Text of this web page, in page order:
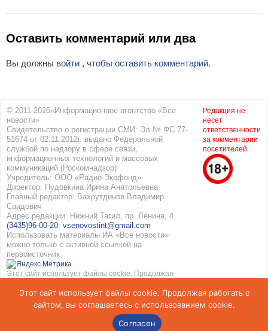
Оставить комментарий или два
Вы должны войти , чтобы оставить комментарий.
© 2011-2026«Информационное агентство «Все
новости»
Свидетельство о регистрации СМИ: Эл № ФС 77-
51674 от 02.11.2012г. выдано Федеральной
службой по надзору в сфере связи,
информационных технологий и массовых
коммуникаций (Роскомнадзор)
Учредитель: ООО «Радио-Экофонд»
Директор: Пудовкина Ирина Анатольевна
Главный редактор: Вахрутдинов Владимир
Саидович
Адрес редакции: Нижний Тагил, пр. Ленина, 4.
(3435)96-00-20, vsenovostint@gmail.com
Использовать материалы ИА «Все новости»
можно только с активной ссылкой на
первоисточник
Этот сайт использует файлы cookie. Продолжая
использованием cookie. Подробнее вПолитике
конфиденциальностииСоглашение об обработке
персональных данных
Редакция не
несет
ответственности
за комментарии
посетителей
Этот сайт использует файлы cookie. Продолжая работать с
сайтом, вы соглашаетесь с использованием cookie.
Согласен